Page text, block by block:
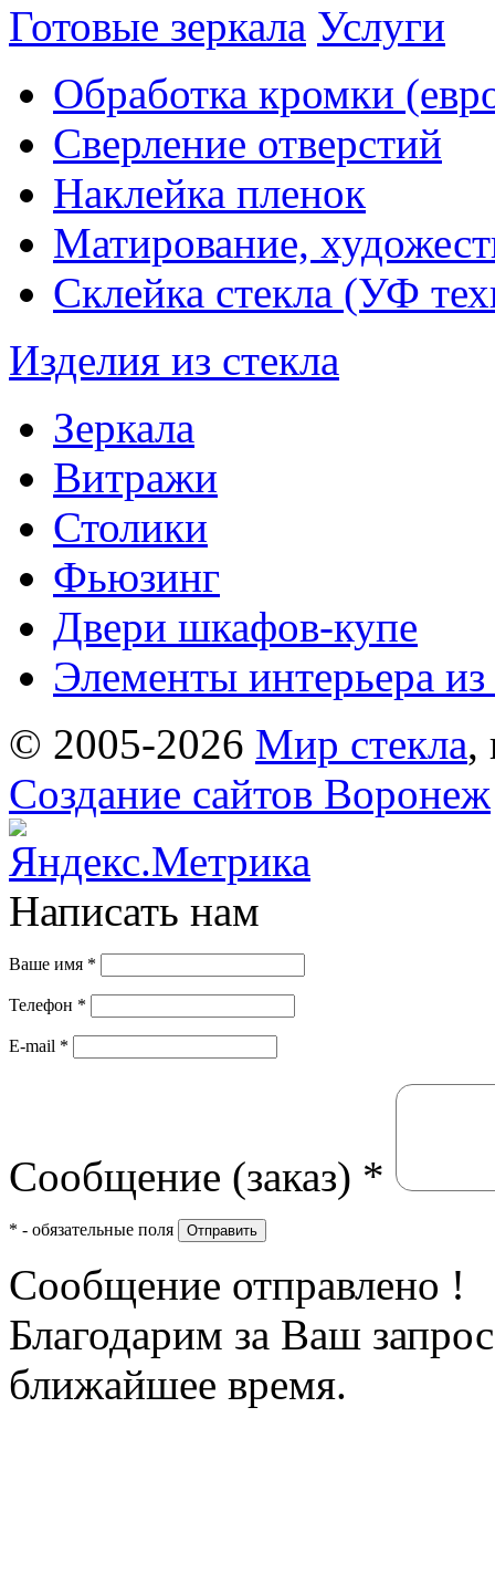
Готовые зеркала Услуги
Обработка кромки
Сверление отверстий
Наклейка пленок
Матирование,
Склейка стекла (УФ
Изделия из стекла
Зеркала
Витражи
Столики
Фьюзинг
Двери шкафов-купе
Элементы интерьера из
© 2005-2026 Мир стекла,
Создание сайтов Воронеж
Написать нам
Ваше имя *
Телефон *
E-mail *
Сообщение (заказ) *
* - обязательные поля Отправить
Сообщение отправлено !
Благодарим за Ваш
ближайшее время.